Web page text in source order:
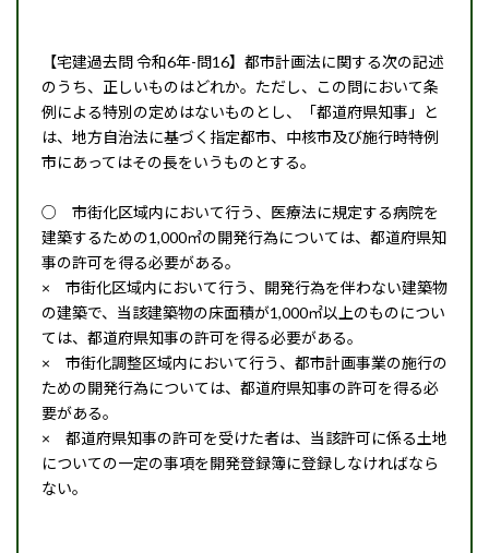
【宅建過去問 令和6年-問16】都市計画法に関する次の記述
のうち、正しいものはどれか。ただし、この問において条
例による特別の定めはないものとし、「都道府県知事」と
は、地方自治法に基づく指定都市、中核市及び施行時特例
市にあってはその長をいうものとする。
○ 市街化区域内において行う、医療法に規定する病院を
建築するための1,000㎡の開発行為については、都道府県知
事の許可を得る必要がある。
× 市街化区域内において行う、開発行為を伴わない建築物
の建築で、当該建築物の床面積が1,000㎡以上のものについ
ては、都道府県知事の許可を得る必要がある。
× 市街化調整区域内において行う、都市計画事業の施行の
ための開発行為については、都道府県知事の許可を得る必
要がある。
× 都道府県知事の許可を受けた者は、当該許可に係る土地
についての一定の事項を開発登録簿に登録しなければなら
ない。